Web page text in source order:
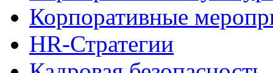
Корпоративные
HR-Стратегии